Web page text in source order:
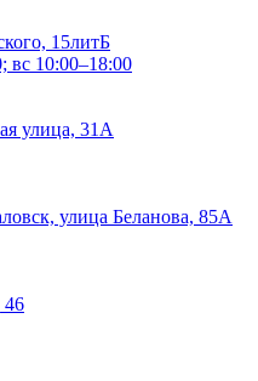
15литБ
вс 10:00–18:00
улица, 31А
улица Беланова, 85А
46